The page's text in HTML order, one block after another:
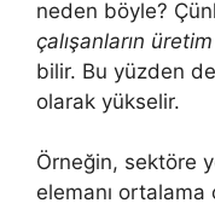
neden böyle?
çalışanların üretim
bilir. Bu yüzden
olarak yükselir.
Örneğin, sektöre
elemanı ortalama